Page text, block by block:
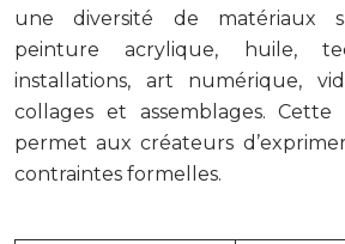
une diversité de matériaux
peinture acrylique, huile,
installations, art numérique,
collages et assemblages.
permet aux créateurs
contraintes formelles.